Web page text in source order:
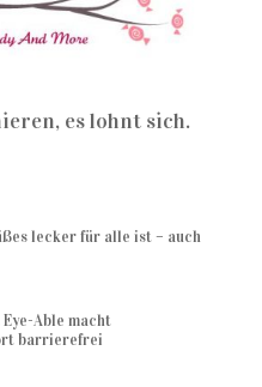
es lohnt sich.
lecker für alle ist – auch
Able macht
barrierefrei